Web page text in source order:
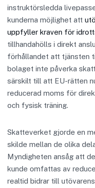
instruktörsledda
kunderna möjlighet att
uppfyller kraven för
tillhandahölls i direkt
förhållandet att tjänsten
bolaget inte påverka
särskilt till att EU-rätten
reducerad moms för
och fysisk träning.
Skatteverket gjorde en
skilde mellan de olika
Myndigheten ansåg att
kunde omfattas av
realtid bidrar till